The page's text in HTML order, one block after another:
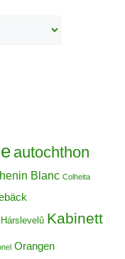
autochthon
Blanc Colheita
Hárslevelû Kabinett
Orangen